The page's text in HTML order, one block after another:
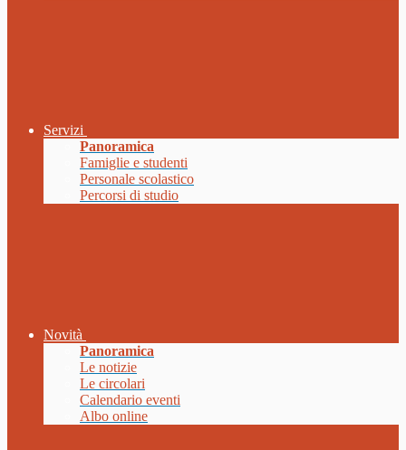
Servizi
Panoramica
Famiglie e studenti
Personale scolastico
Percorsi di studio
Novità
Panoramica
Le notizie
Le circolari
Calendario eventi
Albo online